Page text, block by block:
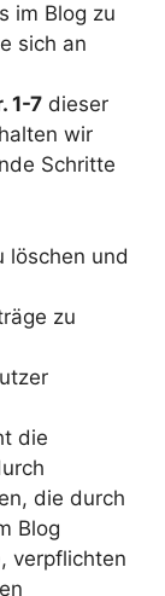
im Blog zu
sich an
1-7 dieser
wir
Schritte
löschen und
zu
die
die durch
Blog
verpflichten